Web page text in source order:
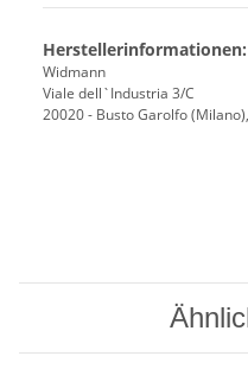
Herstellerinformationen:
Widmann
Viale dell`Industria 3/C
20020 - Busto Garolfo